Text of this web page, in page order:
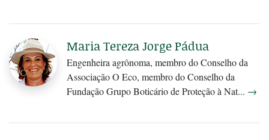
Maria Tereza Jorge Pádua
Engenheira agrônoma, membro do Conselho da
Associação O Eco, membro do Conselho da
Fundação Grupo Boticário de Proteção à Nat... →